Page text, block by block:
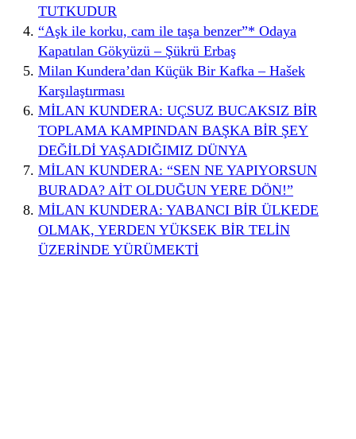
TUTKUDUR
“Aşk ile korku, cam ile taşa benzer”* Odaya
Kapatılan Gökyüzü – Şükrü Erbaş
Milan Kundera’dan Küçük Bir Kafka – Hašek
Karşılaştırması
MİLAN KUNDERA: UÇSUZ BUCAKSIZ BİR
TOPLAMA KAMPINDAN BAŞKA BİR ŞEY
DEĞİLDİ YAŞADIĞIMIZ DÜNYA
MİLAN KUNDERA: “SEN NE YAPIYORSUN
BURADA? AİT OLDUĞUN YERE DÖN!”
MİLAN KUNDERA: YABANCI BİR ÜLKEDE
OLMAK, YERDEN YÜKSEK BİR TELİN
ÜZERİNDE YÜRÜMEKTİ